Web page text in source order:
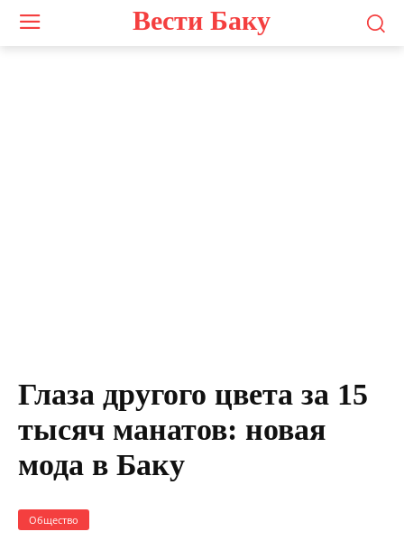
Вести Баку
Глаза другого цвета за 15
тысяч манатов: новая
мода в Баку
Общество